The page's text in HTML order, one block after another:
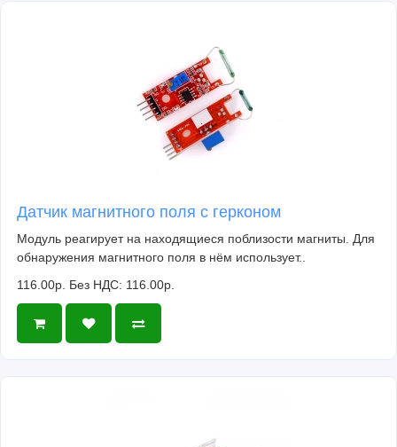
Датчик магнитного поля с герконом
Модуль реагирует на находящиеся поблизости магниты. Для
обнаружения магнитного поля в нём использует..
116.00р. Без НДС: 116.00р.